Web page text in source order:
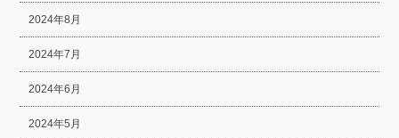
2024年8月
2024年7月
2024年6月
2024年5月